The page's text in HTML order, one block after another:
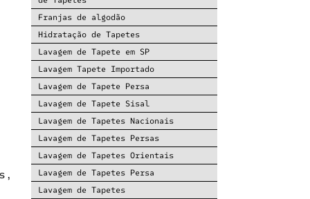
Franjas de algodão
Hidratação de Tapetes
Lavagem de Tapete em SP
Lavagem Tapete Importado
Lavagem de Tapete Persa
Lavagem de Tapete Sisal
Lavagem de Tapetes Nacionais
Lavagem de Tapetes Persas
Lavagem de Tapetes Orientais
Lavagem de Tapetes Persa
Lavagem de Tapetes